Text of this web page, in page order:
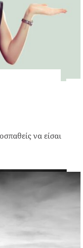
να είσαι